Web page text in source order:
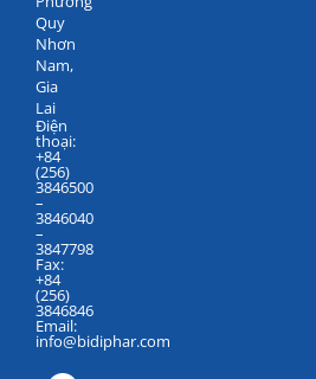
Quy
Nhơn
Nam,
Gia
Lai
Điện
thoại:
+84
(256)
3846500
–
3846040
–
3847798
Fax:
+84
(256)
3846846
Email:
info@bidiphar.com